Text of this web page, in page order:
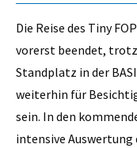
Die Reise des Tiny
vorerst beendet,
Standplatz in der
weiterhin für
sein. In den
intensive Auswertung